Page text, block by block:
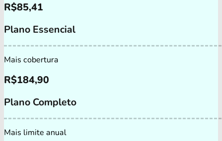
R$85,41
Plano Essencial
Mais cobertura
R$184,90
Plano Completo
Mais limite anual